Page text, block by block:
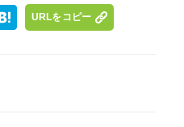
URLをコピー